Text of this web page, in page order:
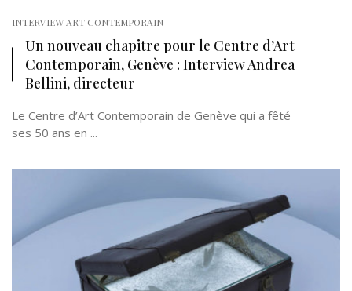
INTERVIEW ART CONTEMPORAIN
Un nouveau chapitre pour le Centre d’Art
Contemporain, Genève : Interview Andrea
Bellini, directeur
Le Centre d’Art Contemporain de Genève qui a fêté
ses 50 ans en ...